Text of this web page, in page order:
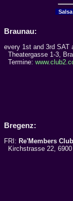
Braunau:
every 1st and 3rd SAT
Theatergasse 1-3,
Termine:
Bregenz:
FRI: Re'Members
Kirchstrasse 22,